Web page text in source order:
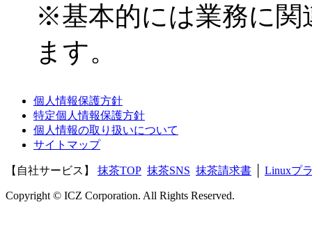
※基本的には業務に関
ます。
個人情報保護方針
特定個人情報保護方針
個人情報の取り扱いについて
サイトマップ
【自社サービス】 抹茶TOP 抹茶SNS 抹茶請求書 Linuxプ
Copyright © ICZ Corporation. All Rights Reserved.